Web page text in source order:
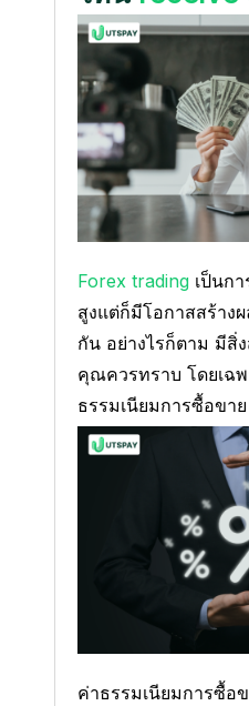
Forex trading เป็นก
สูงแต่ก็มีโอกาสสร้าง
กัน อย่างไรก็ตาม มีสิ่
คุณควรทราบ โดยเฉพ
ธรรมเนียมการซื้อขาย
ค่าธรรมเนียมการซื้อ